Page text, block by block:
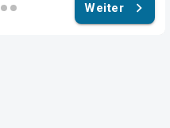
Weiter